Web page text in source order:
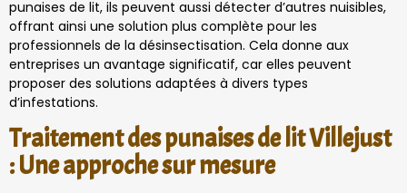
punaises de lit, ils peuvent aussi détecter d’autres nuisibles,
offrant ainsi une solution plus complète pour les
professionnels de la désinsectisation. Cela donne aux
entreprises un avantage significatif, car elles peuvent
proposer des solutions adaptées à divers types
d’infestations.
Traitement des punaises de lit Villejust
: Une approche sur mesure